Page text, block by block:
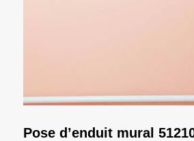
Pose d’enduit mural